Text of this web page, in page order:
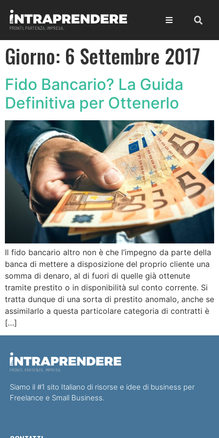
Giorno: 6 Settembre 2017
Fido Bancario? La Guida
Definitiva per Ottenerlo
Il fido bancario altro non è che l’impegno da parte della
banca di mettere a disposizione del proprio cliente una
somma di denaro, al di fuori di quelle già ottenute
tramite prestito o in disponibilità sul conto corrente. Si
tratta dunque di una sorta di prestito anomalo, anche se
assimilarlo a questa particolare categoria di contratti è
[…]
Siamo il #1 sito Italiano di risorse e idee di business per
Freelance e Small Business.